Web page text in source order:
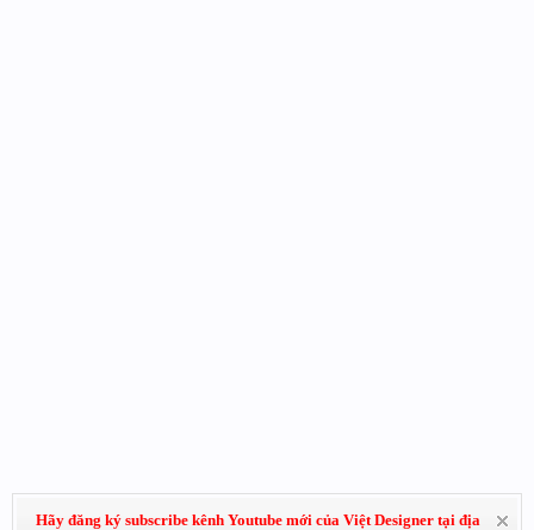
Hãy đăng ký subscribe kênh Youtube mới của Việt Designer tại địa